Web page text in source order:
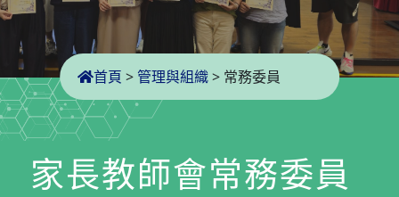
首頁 > 管理與組織> 常務委員
家長教師會常務委員